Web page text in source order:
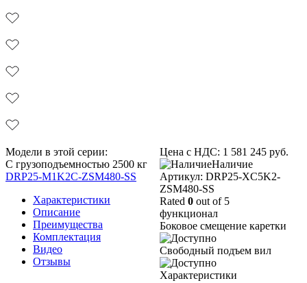
Цена с НДС: 1 581 245руб.
Наличие
Aртикул: DRP25-XC5K2-
ZSM480-SS
Rated 0out of 5
функционал
Боковое смещение каретки
Свободный подъем вил
Характеристики
Модели в этой серии:
С грузоподъемностью 2500 кг
DRP25-M1K2C-ZSM480-SS
Характеристики
Описание
Преимущества
Комплектация
Видео
Отзывы